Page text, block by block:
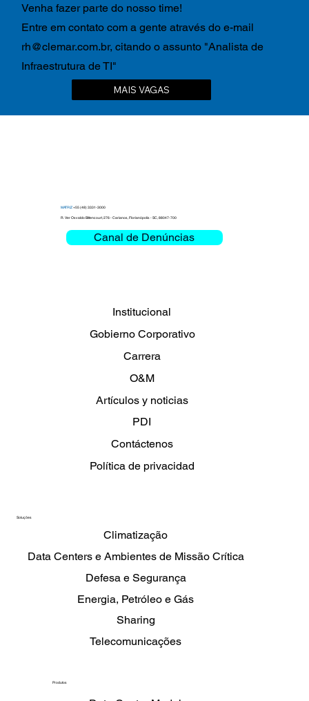
Venha fazer parte do nosso time!
Entre em contato com a gente através do e-mail
rh@clemar.com.br, citando o assunto "Analista de
Infraestrutura de TI"
MAIS VAGAS
MATRIZ+55 (48) 3331-3000
R. Ver Osvaldo Bittencourt, 276 - Carianos, Florianópolis - SC, 88047-700
Canal de Denúncias
Produtos
Soluções
Telecomunicações
Data Centers e Ambientes de Missão Crítica
Defesa e Segurança
Climatização
Energia, Petróleo e Gás
Sharing
Institucional
Gobierno Corporativo
Carrera
O&M
Artículos y noticias
PDI
Contáctenos
Política de privacidad